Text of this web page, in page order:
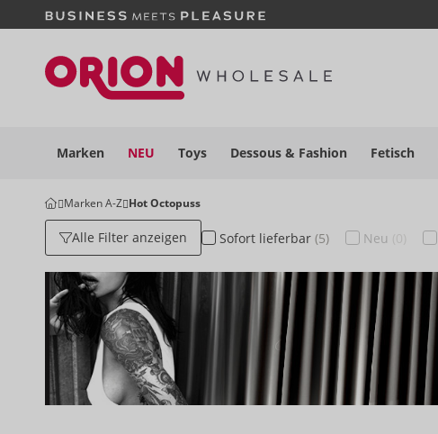
Marken NEU Toys Dessous & Fashion Fetisch
Marken A-Z Hot Octopuss
Alle Filter anzeigen Sofort lieferbar (5) Neu (0)